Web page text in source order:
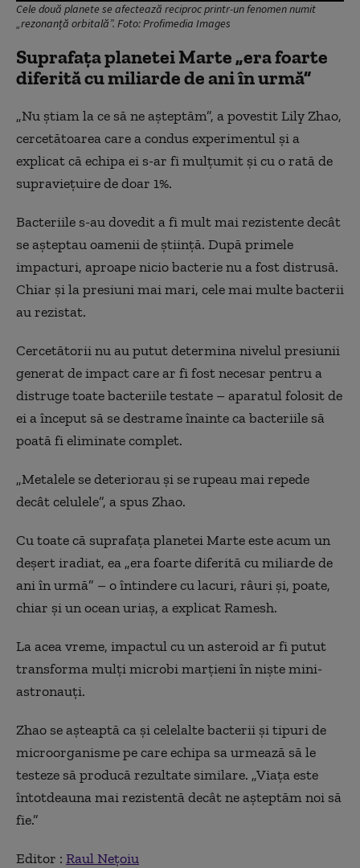
Cele două planete se afectează reciproc printr-un fenomen numit
„rezonanță orbitală”. Foto: Profimedia Images
Suprafața planetei Marte „era foarte
diferită cu miliarde de ani în urmă”
„Nu știam la ce să ne așteptăm”, a povestit Lily Zhao,
cercetătoarea care a condus experimentul și a
explicat că echipa ei s-ar fi mulțumit și cu o rată de
supraviețuire de doar 1%.
Bacteriile s-au dovedit a fi mult mai rezistente decât
se așteptau oamenii de știință. După primele
impacturi, aproape nicio bacterie nu a fost distrusă.
Chiar și la presiuni mai mari, cele mai multe bacterii
au rezistat.
Cercetătorii nu au putut determina nivelul presiunii
generat de impact care ar fi fost necesar pentru a
distruge toate bacteriile testate – aparatul folosit de
ei a început să se destrame înainte ca bacteriile să
poată fi eliminate complet.
„Metalele se deteriorau și se rupeau mai repede
decât celulele”, a spus Zhao.
Cu toate că suprafața planetei Marte este acum un
deșert iradiat, ea „era foarte diferită cu miliarde de
ani în urmă” – o întindere cu lacuri, râuri și, poate,
chiar și un ocean uriaș, a explicat Ramesh.
La acea vreme, impactul cu un asteroid ar fi putut
transforma mulți microbi marțieni în niște mini-
astronauți.
Zhao se așteaptă ca și celelalte bacterii și tipuri de
microorganisme pe care echipa sa urmează să le
testeze să producă rezultate similare. „Viața este
întotdeauna mai rezistentă decât ne așteptăm noi să
fie.”
Editor : Raul Nețoiu